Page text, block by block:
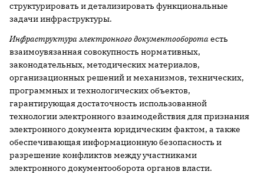
структурировать и детализировать функциональные
задачи инфраструктуры.
Инфраструктура электронного документооборотаесть
взаимоувязанная совокупность нормативных,
законодательных, методических материалов,
организационных решений и механизмов, технических,
программных и технологических объектов,
гарантирующая достаточность использованной
технологии электронного взаимодействия для признания
электронного документа юридическим фактом, а также
обеспечивающая информационную безопасность и
разрешение конфликтов между участниками
электронного документооборота органов власти.